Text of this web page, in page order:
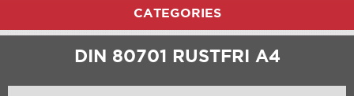
CATEGORIES
DIN 80701 RUSTFRI A4